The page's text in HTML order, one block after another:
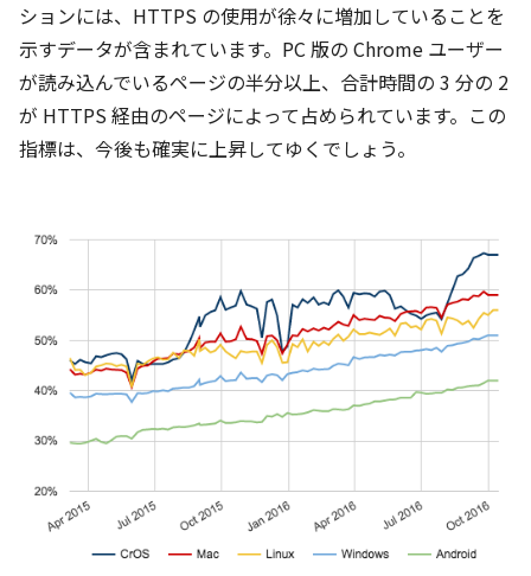
ションには、HTTPS の使用が徐々に増加していることを
示すデータが含まれています。PC 版の Chrome ユーザー
が読み込んでいるページの半分以上、合計時間の 3 分の 2
が HTTPS 経由のページによって占められています。この
指標は、今後も確実に上昇してゆくでしょう。